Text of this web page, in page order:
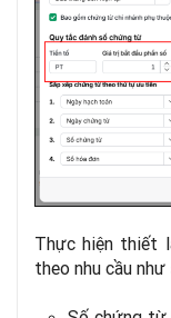
Thực hiện thiết
theo nhu cầu như